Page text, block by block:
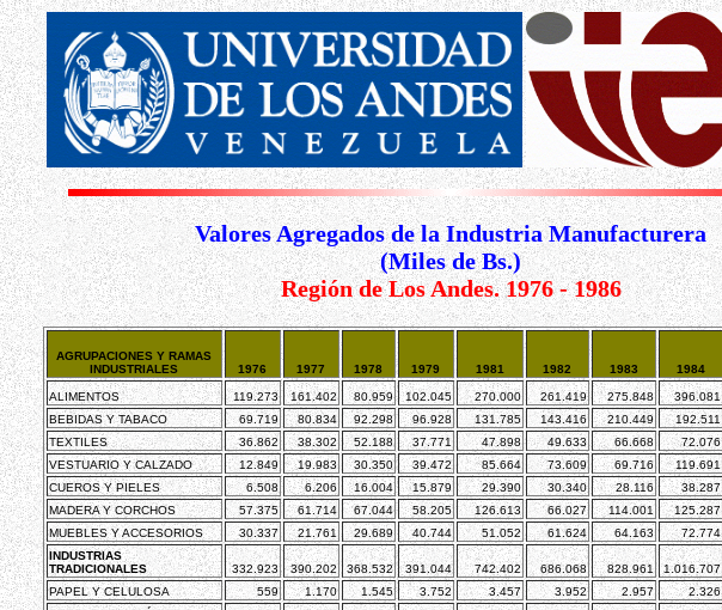
Valores Agregados de la Industria Manufacturera
(Miles de Bs.)
Región de Los Andes. 1976 - 1986
AGRUPACIONES Y RAMAS
INDUSTRIALES
1976 1977 1978 1979 1981 1982 1983 1984
ALIMENTOS 119.273 161.402 80.959 102.045 270.000 261.419 275.848 396.081
BEBIDAS Y TABACO
69.719 80.834 92.298 96.928 131.785 143.416 210.449 192.511
TEXTILES
36.862 38.302 52.188 37.771 47.898 49.633 66.668 72.076
VESTUARIO Y CALZADO
12.849 19.983 30.350 39.472 85.664 73.609 69.716 119.691
CUEROS Y PIELES
6.508 6.206 16.004 15.879 29.390 30.340 28.116 38.287
MADERA Y CORCHOS
57.375 61.714 67.044 58.205 126.613 66.027 114.001 125.287
MUEBLES Y ACCESORIOS
30.337 21.761 29.689 40.744 51.052 61.624 64.163 72.774
INDUSTRIAS
TRADICIONALES
332.923 390.202 368.532 391.044 742.402 686.068 828.961 1.016.707
PAPEL Y CELULOSA
559 1.170 1.545 3.752 3.457 3.952 2.957 2.326